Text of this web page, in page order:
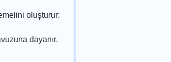
oluşturur:
dayanır.